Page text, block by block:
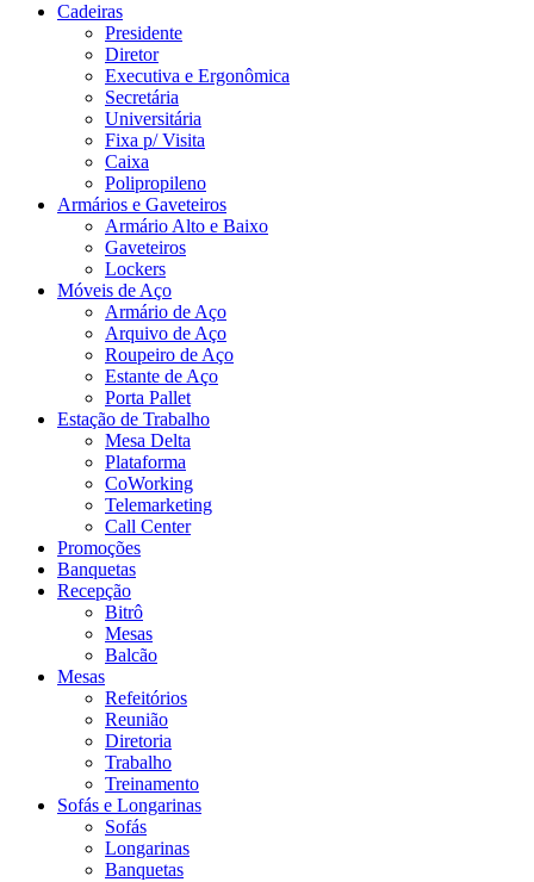
Cadeiras
Presidente
Diretor
Executiva e Ergonômica
Secretária
Universitária
Fixa p/ Visita
Caixa
Polipropileno
Armários e Gaveteiros
Armário Alto e Baixo
Gaveteiros
Lockers
Móveis de Aço
Armário de Aço
Arquivo de Aço
Roupeiro de Aço
Estante de Aço
Porta Pallet
Estação de Trabalho
Mesa Delta
Plataforma
CoWorking
Telemarketing
Call Center
Promoções
Banquetas
Recepção
Bitrô
Mesas
Balcão
Mesas
Refeitórios
Reunião
Diretoria
Trabalho
Treinamento
Sofás e Longarinas
Sofás
Longarinas
Banquetas